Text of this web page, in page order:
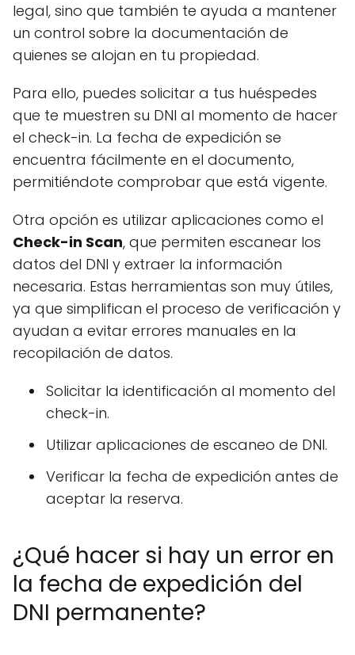
legal, sino que también te ayuda a mantener
un control sobre la documentación de
quienes se alojan en tu propiedad.
Para ello, puedes solicitar a tus huéspedes
que te muestren su DNI al momento de hacer
el check-in. La fecha de expedición se
encuentra fácilmente en el documento,
permitiéndote comprobar que está vigente.
Otra opción es utilizar aplicaciones como el
Check-in Scan, que permiten escanear los
datos del DNI y extraer la información
necesaria. Estas herramientas son muy útiles,
ya que simplifican el proceso de verificación y
ayudan a evitar errores manuales en la
recopilación de datos.
Solicitar la identificación al momento del
check-in.
Utilizar aplicaciones de escaneo de DNI.
Verificar la fecha de expedición antes de
aceptar la reserva.
¿Qué hacer si hay un error en
la fecha de expedición del
DNI permanente?